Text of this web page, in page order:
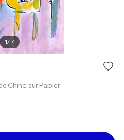
1/7
Chine sur Papier